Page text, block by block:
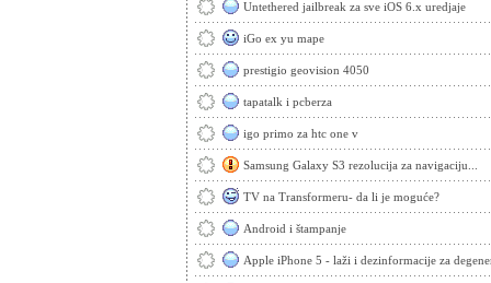
Untethered jailbreak za sve iOS 6.x uredjaje
iGo ex yu mape
prestigio geovision 4050
tapatalk i pcberza
igo primo za htc one v
Samsung Galaxy S3 rezolucija za navigaciju...
TV na Transformeru- da li je moguće?
Android i štampanje
Apple iPhone 5 - laži i dezinformacije za